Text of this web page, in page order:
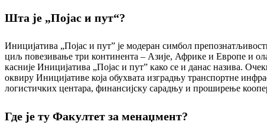
Шта је „Појас и пут“?
Иницијатива „Појас и пут” је модеран симбол
циљ повезивање три континента – Азије, Африке и Европе и
касније Иницијатива „Појас и пут” како се и данас назива.
оквиру Иницијативе која обухвата изградњу транспортне
логистичких центара, финансијску сарадњу и проширење
Где је ту Факултет за менаџмент?